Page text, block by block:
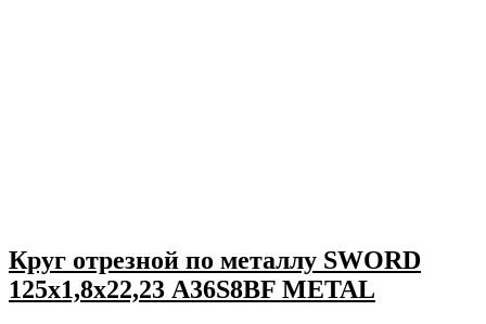
Круг отрезной по металлу SWORD
125х1,8х22,23 A36S8BF METAL